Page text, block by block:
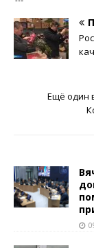
Ещё один